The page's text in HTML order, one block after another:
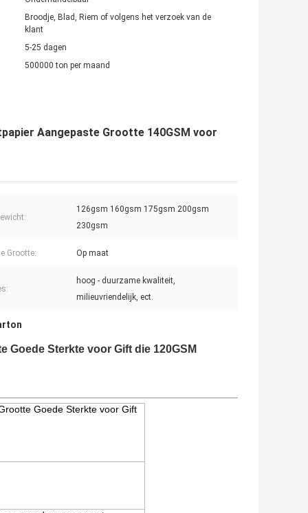
Broodje, Blad, Riem of volgens het verzoek van de
klant
5-25 dagen
500000 ton per maand
Aangepaste Grootte 140GSM voor
126gsm 160gsm 175gsm 200gsm
230gsm
Grootte: Op maat
hoog - duurzame kwaliteit,
milieuvriendelijk, ect.
Goede Sterkte voor Gift die 120GSM
Goede Sterkte voor Gift